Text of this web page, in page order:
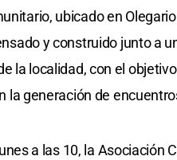
ubicado en
y construido junto a
la localidad, con el
la generación de
a las 10, la Asociación